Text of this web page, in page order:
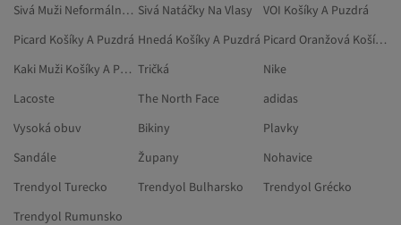
Sivá Muži Neformálna Obuv Sivá Natáčky Na Vlasy
VOI Košíky A Puzdrá
Picard Košíky A Puzdrá Hnedá Košíky A Puzdrá
Picard Oranžová Košíky A Puzdrá
Kaki Muži Košíky A Puzdrá Tričká
Nike
Lacoste
The North Face
adidas
Vysoká obuv
Bikiny
Plavky
Sandále
Župany
Nohavice
Trendyol Turecko
Trendyol Bulharsko
Trendyol Grécko
Trendyol Rumunsko